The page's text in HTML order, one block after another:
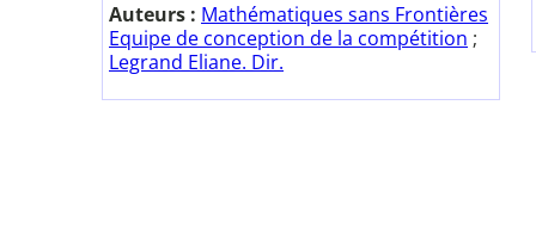
Auteurs : Mathématiques sans Frontières
Equipe de conception de la compétition ;
Legrand Eliane. Dir.